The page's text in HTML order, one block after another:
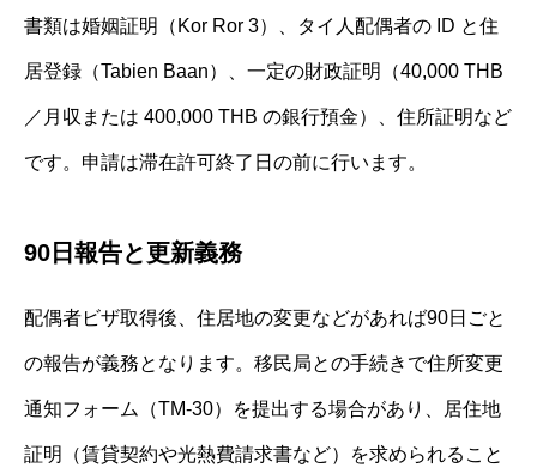
書類は婚姻証明（Kor Ror 3）、タイ人配偶者の ID と住
居登録（Tabien Baan）、一定の財政証明（40,000 THB
／月収または 400,000 THB の銀行預金）、住所証明など
です。申請は滞在許可終了日の前に行います。
90日報告と更新義務
配偶者ビザ取得後、住居地の変更などがあれば90日ごと
の報告が義務となります。移民局との手続きで住所変更
通知フォーム（TM-30）を提出する場合があり、居住地
証明（賃貸契約や光熱費請求書など）を求められること